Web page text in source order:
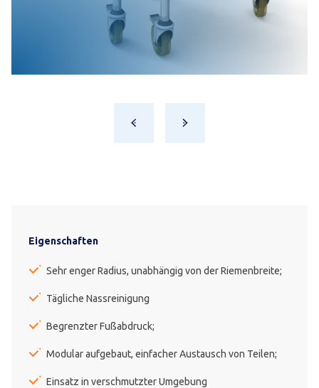
Eigenschaften
Sehr enger Radius, unabhängig von der Riemenbreite;
Tägliche Nassreinigung
Begrenzter Fußabdruck;
Modular aufgebaut, einfacher Austausch von Teilen;
Einsatz in verschmutzter Umgebung